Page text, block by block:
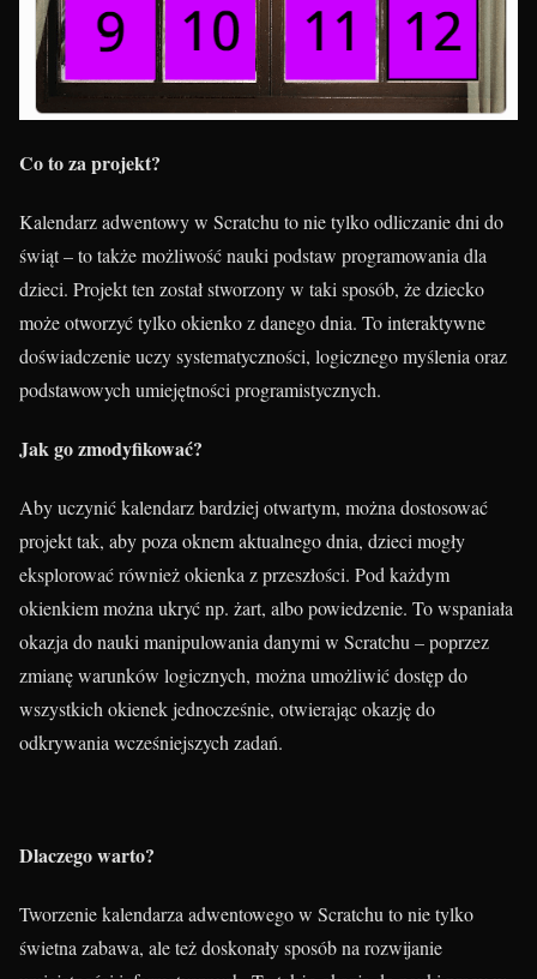
Co to za projekt?
Kalendarz adwentowy w Scratchu to nie tylko odliczanie dni do
świąt – to także możliwość nauki podstaw programowania dla
dzieci. Projekt ten został stworzony w taki sposób, że dziecko
może otworzyć tylko okienko z danego dnia. To interaktywne
doświadczenie uczy systematyczności, logicznego myślenia oraz
podstawowych umiejętności programistycznych.
Jak go zmodyfikować?
Aby uczynić kalendarz bardziej otwartym, można dostosować
projekt tak, aby poza oknem aktualnego dnia, dzieci mogły
eksplorować również okienka z przeszłości. Pod każdym
okienkiem można ukryć np. żart, albo powiedzenie. To wspaniała
okazja do nauki manipulowania danymi w Scratchu – poprzez
zmianę warunków logicznych, można umożliwić dostęp do
wszystkich okienek jednocześnie, otwierając okazję do
odkrywania wcześniejszych zadań.
Dlaczego warto?
Tworzenie kalendarza adwentowego w Scratchu to nie tylko
świetna zabawa, ale też doskonały sposób na rozwijanie